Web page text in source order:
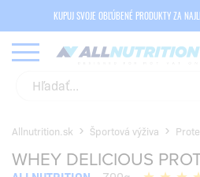
KUPUJ SVOJE OBĽÚBENÉ PRODUKTY ZA
Allnutrition.sk Športová výživa
WHEY DELICIOUS